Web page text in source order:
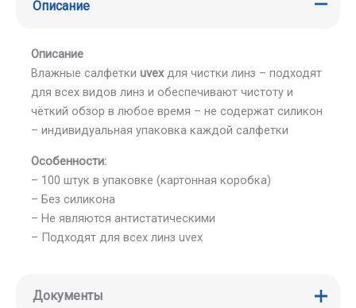
Описание
Описание
Влажные салфетки uvexдля чистки линз – подходят
для всех видов линз и обеспечивают чистоту и
чёткий обзор в любое время – не содержат силикон
– индивидуальная упаковка каждой салфетки
Особенности:
– 100 штук в упаковке (картонная коробка)
– Без силикона
– Не являются антистатическими
– Подходят для всех линз uvex
Документы